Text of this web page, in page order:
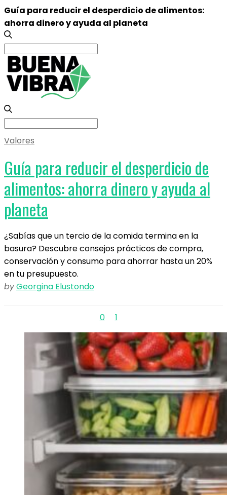
Guía para reducir el desperdicio de alimentos:
ahorra dinero y ayuda al planeta
Search
for:
Search
Valores
Guía para reducir el desperdicio de
alimentos: ahorra dinero y ayuda al
planeta
¿Sabías que un tercio de la comida termina en la
basura? Descubre consejos prácticos de compra,
conservación y consumo para ahorrar hasta un 20%
en tu presupuesto.
byGeorgina Elustondo
0 1